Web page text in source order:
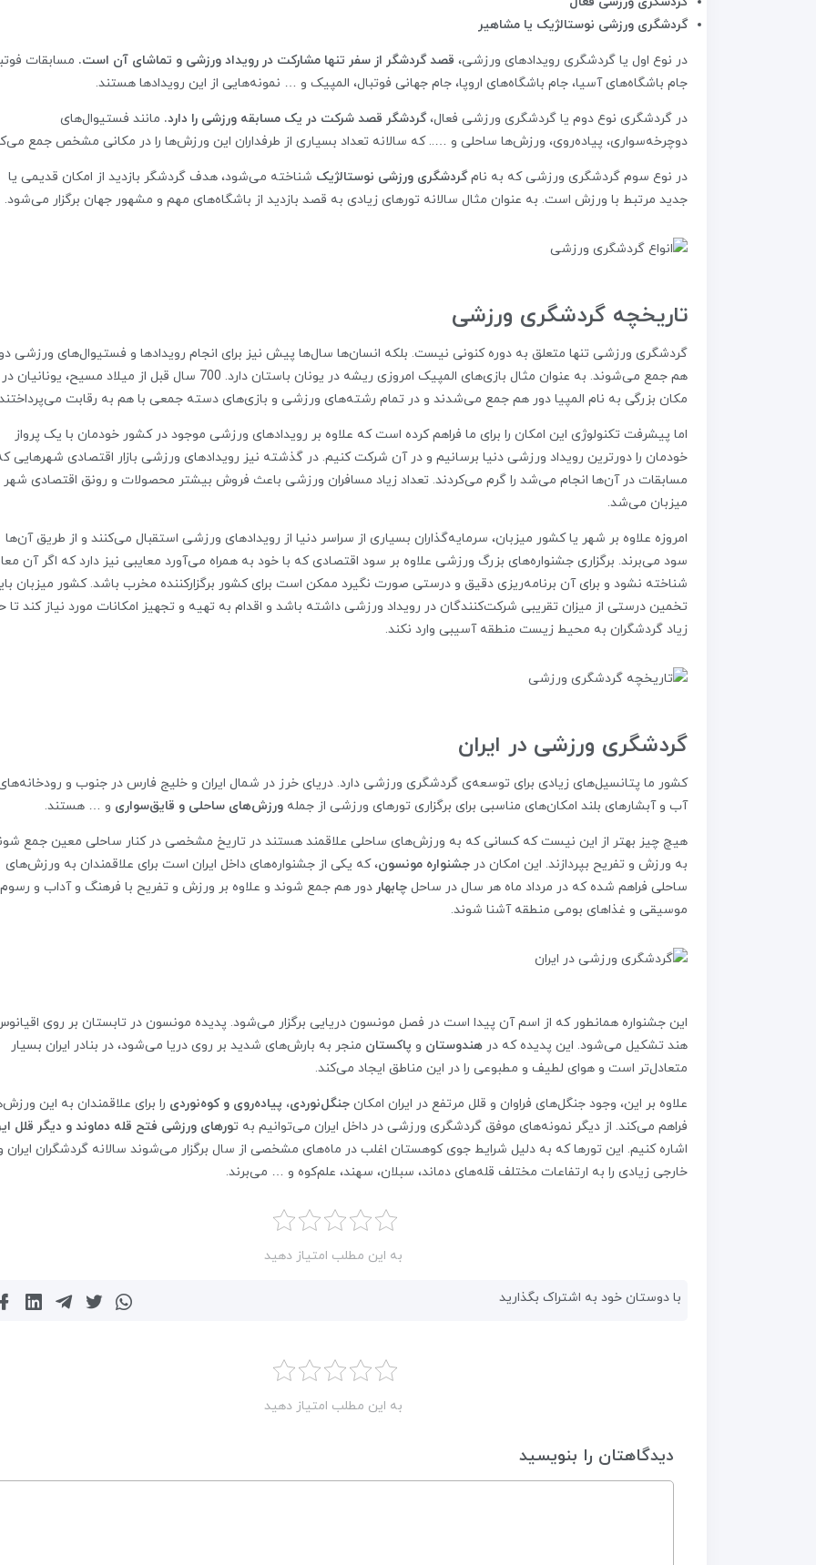
گردشگری ورزشی نوستالژیک یا مشاهیر
در نوع اول یا گردشگری رویدادهای ورزشی، قصد گردشگر از سفر تنها مشارکت در رویداد ورزشی و تماشای آن است. مسابقات
جام باشگاه‌های آسیا، جام باشگاه‌های اروپا، جام جهانی فوتبال، المپیک و … نمونه‌هایی از این رویدادها هستند.
در گردشگری نوع دوم یا گردشگری ورزشی فعال،گردشگر قصد شرکت در یک مسابقه ورزشی را دارد. مانند فستیوال‌های
دوچرخه‌سواری، پیاده‌روی، ورزش‌ها ساحلی و ….. که سالانه تعداد بسیاری از طرفداران این ورزش‌ها را در مکانی مشخص جمع
در نوع سوم گردشگری ورزشی که به نامگردشگری ورزشی نوستالژیک شناخته می‌شود، هدف گردشگر بازدید از امکان قدیمی یا
جدید مرتبط با ورزش است. به عنوان مثال سالانه تورهای زیادی به قصد بازدید از باشگاه‌های مهم و مشهور جهان برگزار می‌شود.
تاریخچه گردشگری ورزشی
گردشگری ورزشی تنها متعلق به دوره کنونی نیست. بلکه انسان‌ها سال‌ها پیش نیز برای انجام رویدادها و فستیوال‌های ورزشی
هم جمع می‌شوند. به عنوان مثال بازی‌های المپیک امروزی ریشه در یونان باستان دارد. 700 سال قبل از میلاد مسیح، یونانیان در
مکان بزرگی به نام المپیا دور هم جمع می‌شدند و در تمام رشته‌های ورزشی و بازی‌های دسته جمعی با هم به رقابت
اما پیشرفت تکنولوژی این امکان را برای ما فراهم کرده است که علاوه بر رویدادهای ورزشی موجود در کشور خودمان با یک پرواز
خودمان را دورترین رویداد ورزشی دنیا برسانیم و در آن شرکت کنیم. در گذشته نیز رویدادهای ورزشی بازار اقتصادی شهرهایی
مسابقات در آن‌ها انجام می‌شد را گرم می‌کردند. تعداد زیاد مسافران ورزشی باعث فروش بیشتر محصولات و رونق اقتصادی شهر
میزبان می‌شد.
امروزه علاوه بر شهر یا کشور میزبان، سرمایه‌‌گذاران بسیاری از سراسر دنیا از رویدادهای ورزشی استقبال می‌کنند و از طریق آن‌ها
سود می‌برند. برگزاری جشنواره‌های بزرگ ورزشی علاوه بر سود اقتصادی که با خود به همراه می‌آورد معایبی نیز دارد که اگر آن
شناخته نشود و برای آن برنامه‌ریزی دقیق و درستی صورت نگیرد ممکن است برای کشور برگزارکننده مخرب باشد. کشور میزبان
تخمین درستی از میزان تقریبی شرکت‌کنندگان در رویداد ورزشی داشته باشد و اقدام به تهیه و تجهیز امکانات مورد نیاز کند تا
زیاد گردشگران به محیط زیست منطقه آسیبی وارد نکند.
گردشگری ورزشی در ایران
کشور ما پتانسیل‌های زیادی برای توسعه‌ی گردشگری ورزشی دارد. دریای خرز در شمال ایران و خلیج فارس در جنوب و
آب و آبشارهای بلند امکان‌های مناسبی برای برگزاری تورهای ورزشی از جمله ورزش‌های ساحلی و قایق‌سواری و … هستند.
هیچ چیز بهتر از این نیست که کسانی که به ورزش‌های ساحلی علاقمند هستند در تاریخ مشخصی در کنار ساحلی معین جمع
به ورزش و تفریح بپردازند. این امکان در جشنواره مونسون، که یکی از جشنواره‌های داخل ایران است برای علاقمندان به ورزش‌های
ساحلی فراهم شده که در مرداد ماه هر سال در ساحل چابهار دور هم جمع شوند و علاوه بر ورزش و تفریح با فرهنگ و آداب و
موسیقی و غذاهای بومی منطقه آشنا شوند.
این جشنواره همانطور که از اسم آن پیدا است در فصل مونسون دریایی برگزار می‌شود. پدیده مونسون در تابستان بر روی
هند تشکیل می‌شود. این پدیده که در هندوستان و پاکستان منجر به بارش‌های شدید بر روی دریا می‌شود، در بنادر ایران بسیار
متعادل‌تر است و هوای لطیف و مطبوعی را در این مناطق ایجاد می‌کند.
علاوه بر این، وجود جنگل‌های فراوان و قلل مرتفع در ایران امکان جنگل‌نوردی، پیاده‌روی و کوه‌نوردی را برای علاقمندان به این
فراهم می‌کند. از دیگر نمونه‌های موفق گردشگری ورزشی در داخل ایران می‌توانیم به تورهای ورزشی فتح قله دماوند و دیگر قلل
اشاره کنیم. این تورها که به دلیل شرایط جوی کوهستان اغلب در ماه‌های مشخصی از سال برگزار می‌شوند سالانه گردشگران ایران
خارجی زیادی را به ارتفاعات مختلف قله‌های دماند، سبلان، سهند، علم‌کوه و … می‌برند.
به این مطلب امتیاز دهید
با دوستان خود به اشتراک بگذارید
به این مطلب امتیاز دهید
دیدگاهتان را بنویسید